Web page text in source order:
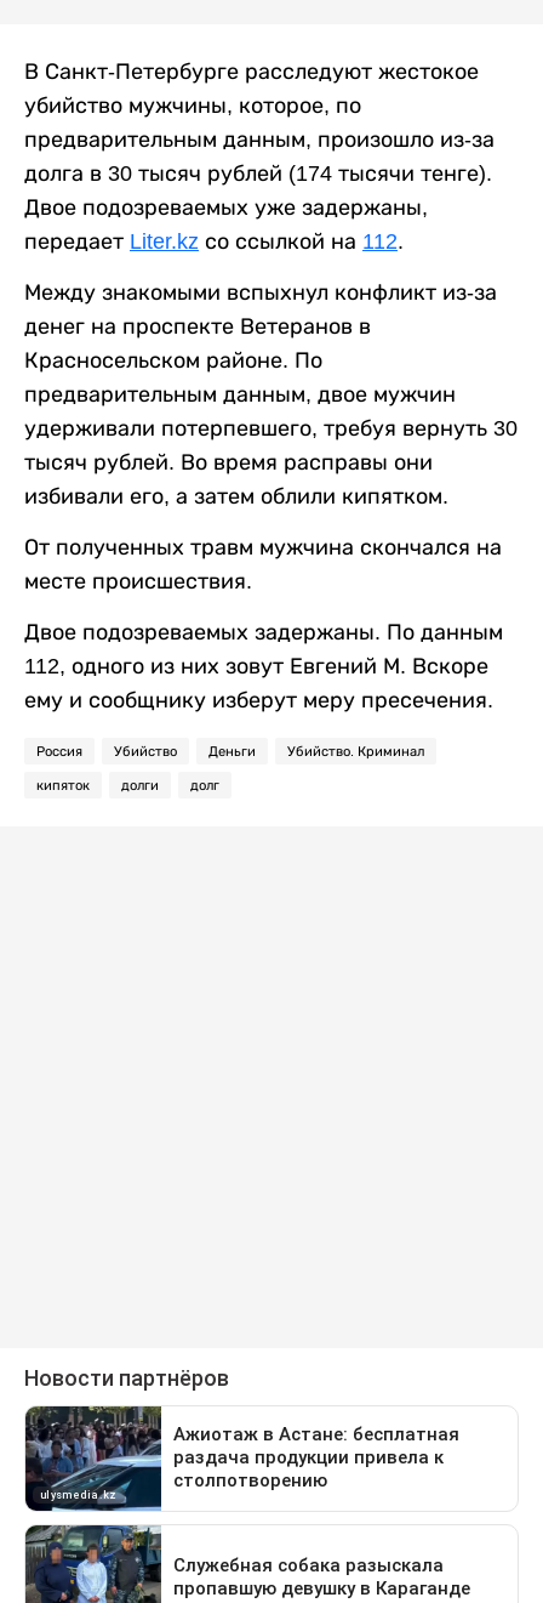
В Санкт-Петербурге расследуют жестокое
убийство мужчины, которое, по
предварительным данным, произошло из-за
долга в 30 тысяч рублей (174 тысячи тенге).
Двое подозреваемых уже задержаны,
передает Liter.kz со ссылкой на 112.
Между знакомыми вспыхнул конфликт из-за
денег на проспекте Ветеранов в
Красносельском районе. По
предварительным данным, двое мужчин
удерживали потерпевшего, требуя вернуть 30
тысяч рублей. Во время расправы они
избивали его, а затем облили кипятком.
От полученных травм мужчина скончался на
месте происшествия.
Двое подозреваемых задержаны. По данным
112, одного из них зовут Евгений М. Вскоре
ему и сообщнику изберут меру пресечения.
Россия Убийство Деньги Убийство. Криминал
кипяток долги долг